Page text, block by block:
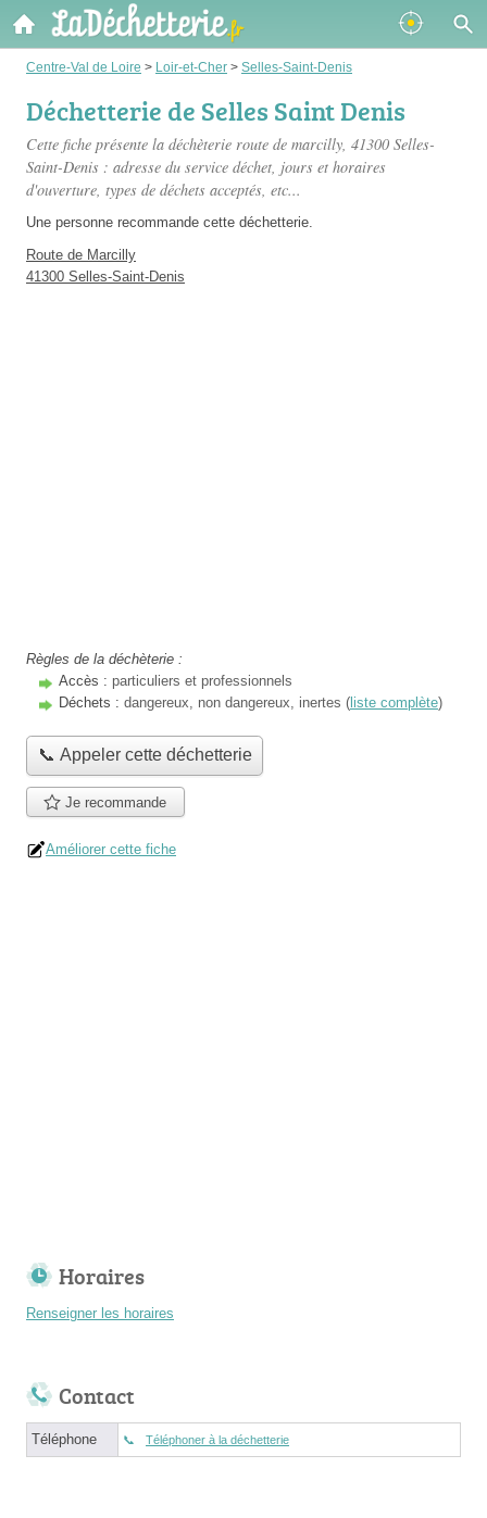
Centre-Val de Loire > Loir-et-Cher > Selles-Saint-Denis
Déchetterie de Selles Saint Denis
Cette fiche présente la déchèterie route de marcilly, 41300 Selles-
Saint-Denis : adresse du service déchet, jours et horaires
d'ouverture, types de déchets acceptés, etc...
Une personne recommande cette déchetterie.
Route de Marcilly
41300 Selles-Saint-Denis
Règles de la déchèterie :
Accès : particuliers et professionnels
Déchets : dangereux, non dangereux, inertes ( liste complète)
📞 Appeler cette déchetterie
Je recommande
Améliorer cette fiche
Horaires
Renseigner les horaires
Contact
Téléphone Téléphoner à la déchetterie